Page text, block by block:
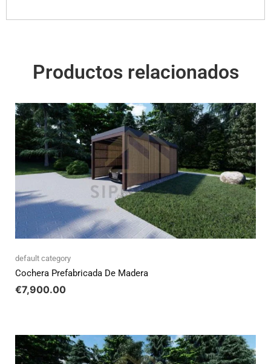
Productos relacionados
default category
Cochera Prefabricada De Madera
€7,900.00